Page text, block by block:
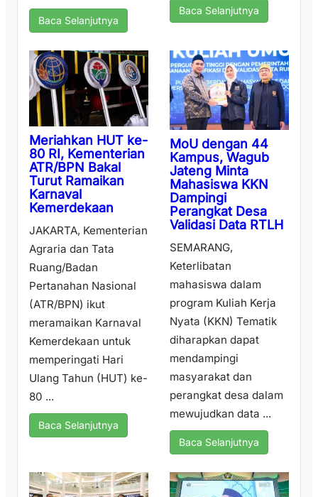
Baca Selanjutnya
Baca Selanjutnya
Meriahkan HUT ke-
80 RI, Kementerian
ATR/BPN Bakal
Turut Ramaikan
Karnaval
Kemerdekaan
JAKARTA, Kementerian
Agraria dan Tata
Ruang/Badan
Pertanahan Nasional
(ATR/BPN) ikut
meramaikan Karnaval
Kemerdekaan untuk
memperingati Hari
Ulang Tahun (HUT) ke-
80 ...
Baca Selanjutnya
MoU dengan 44
Kampus, Wagub
Jateng Minta
Mahasiswa KKN
Dampingi
Perangkat Desa
Validasi Data RTLH
SEMARANG,
Keterlibatan
mahasiswa dalam
program Kuliah Kerja
Nyata (KKN) Tematik
diharapkan dapat
mendampingi
masyarakat dan
perangkat desa dalam
mewujudkan data ...
Baca Selanjutnya